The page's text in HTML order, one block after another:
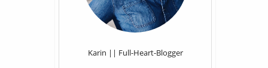
Karin || Full-Heart-Blogger